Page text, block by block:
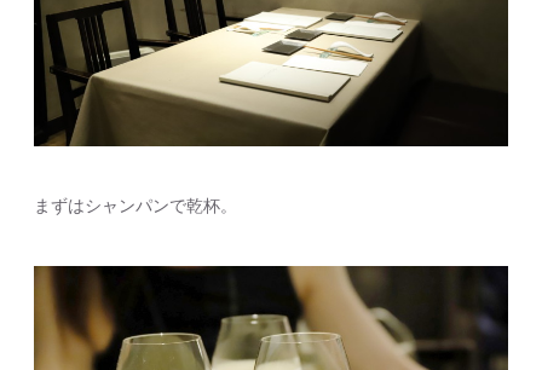
まずはシャンパンで乾杯。